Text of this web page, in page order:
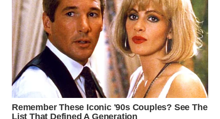
WN
PADANG
LAWAS
WN
SUMEDANG
WN
CIANJUR